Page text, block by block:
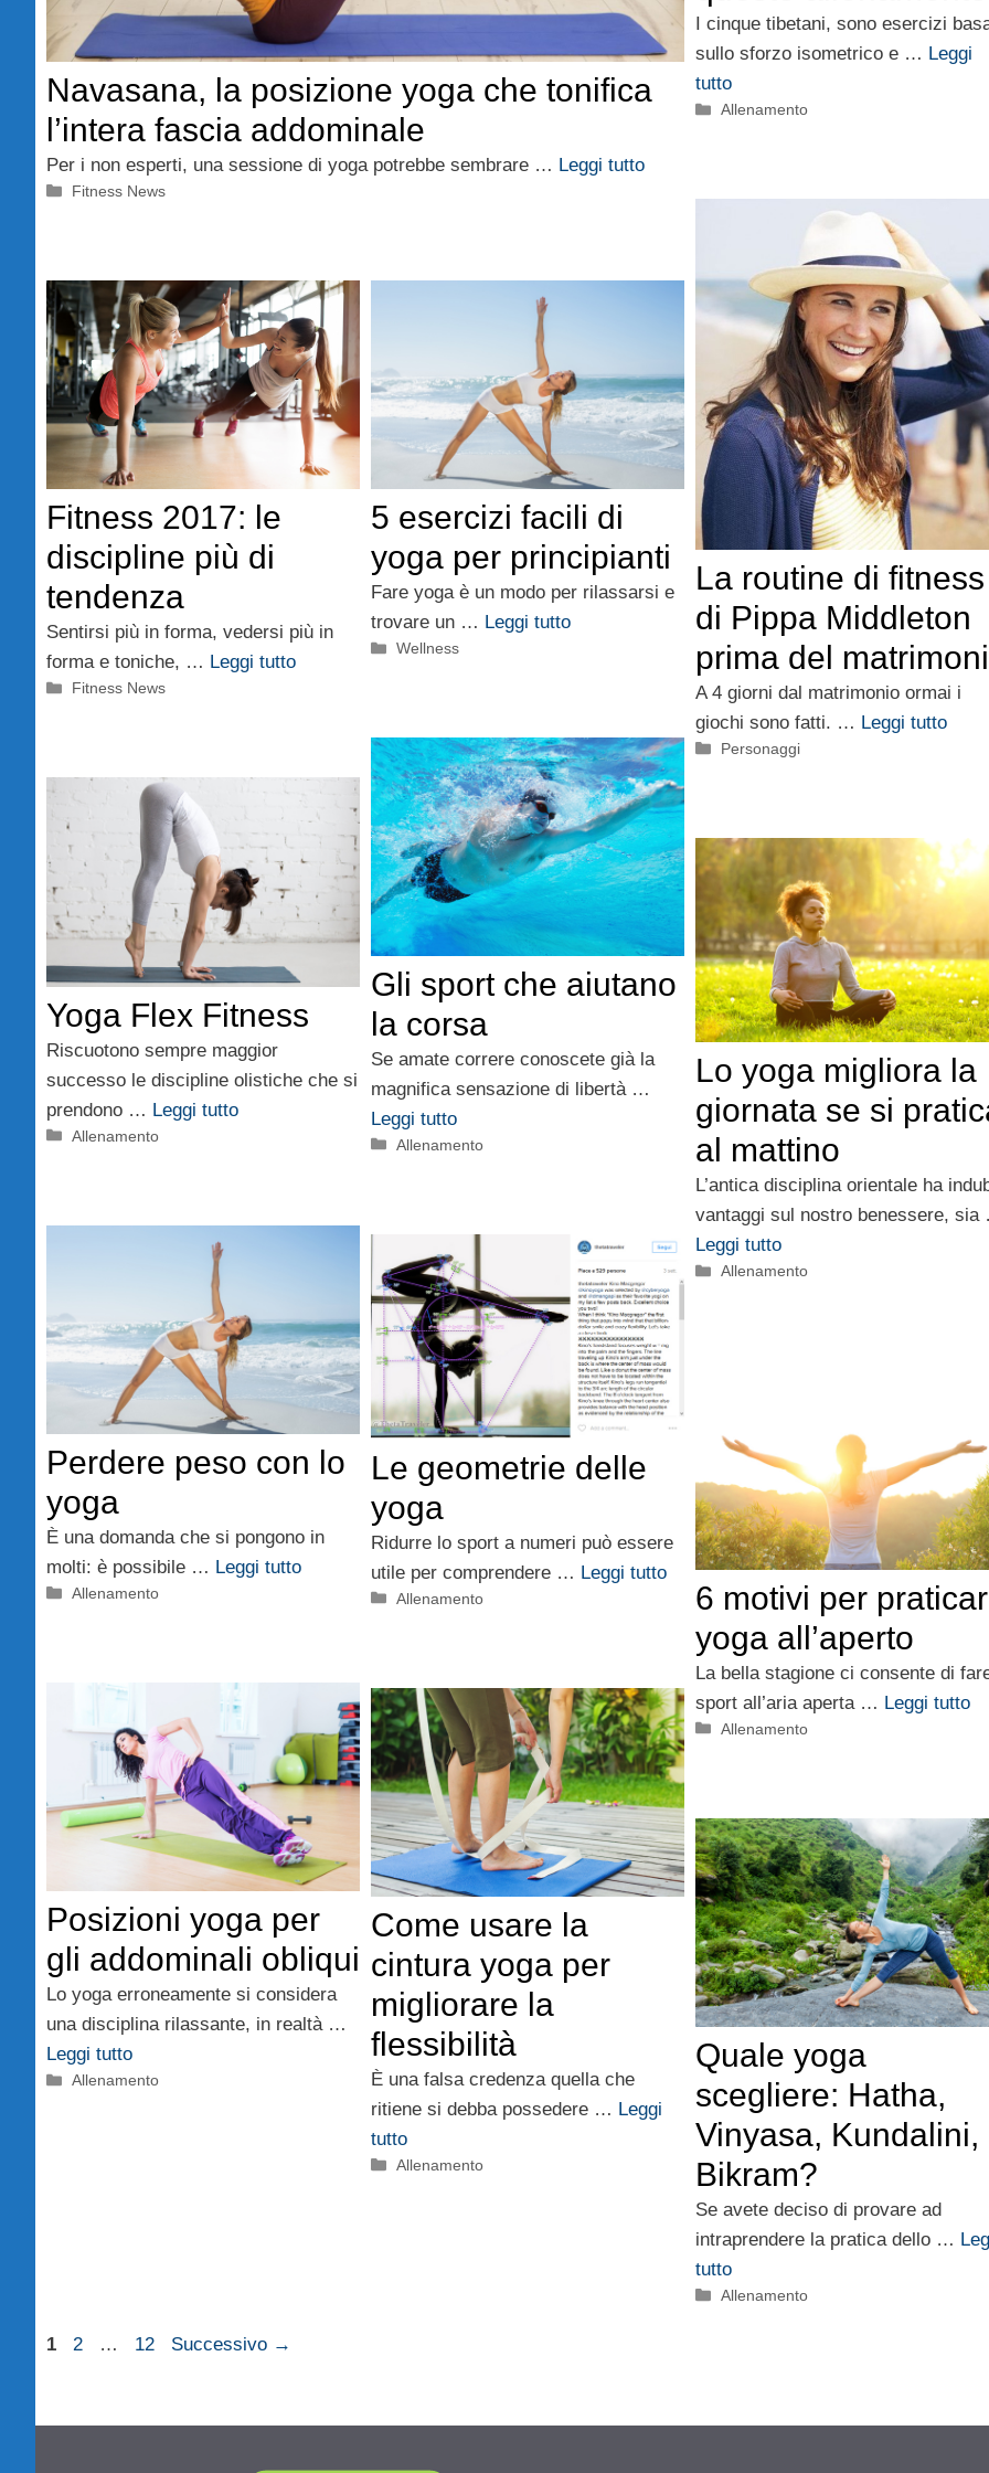
Navasana, la posizione yoga che tonifica
l’intera fascia addominale
Per i non esperti, una sessione di yoga potrebbe sembrare … Leggi tutto
Categorie
Fitness News
I cinque tibetani, sono esercizi
sullo sforzo isometrico e … Leggi
tutto
Categorie
Allenamento
La routine di fitness
di Pippa Middleton
prima del
A 4 giorni dal matrimonio ormai i
giochi sono fatti. … Leggi tutto
Categorie
Personaggi
Fitness 2017: le
discipline più di
tendenza
Sentirsi più in forma, vedersi più in
forma e toniche, … Leggi tutto
Categorie
Fitness News
5 esercizi facili di
yoga per principianti
Fare yoga è un modo per rilassarsi e
trovare un … Leggi tutto
Categorie
Wellness
Gli sport che aiutano
la corsa
Se amate correre conoscete già la
magnifica sensazione di libertà …
Leggi tutto
Categorie
Allenamento
Yoga Flex Fitness
Riscuotono sempre maggior
successo le discipline olistiche che si
prendono … Leggi tutto
Categorie
Allenamento
Lo yoga migliora la
giornata se si
al mattino
L’antica disciplina orientale ha
vantaggi sul nostro benessere,
Leggi tutto
Categorie
Allenamento
Perdere peso con lo
yoga
È una domanda che si pongono in
molti: è possibile … Leggi tutto
Categorie
Allenamento
Le geometrie delle
yoga
Ridurre lo sport a numeri può essere
utile per comprendere … Leggi tutto
Categorie
Allenamento
6 motivi per
yoga all’aperto
La bella stagione ci consente di
sport all’aria aperta … Leggi tutto
Categorie
Allenamento
Posizioni yoga per
gli addominali obliqui
Lo yoga erroneamente si considera
una disciplina rilassante, in realtà …
Leggi tutto
Categorie
Allenamento
Come usare la
cintura yoga per
migliorare la
flessibilità
È una falsa credenza quella che
ritiene si debba possedere … Leggi
tutto
Categorie
Allenamento
Quale yoga
scegliere: Hatha,
Vinyasa, Kundalini,
Bikram?
Se avete deciso di provare ad
intraprendere la pratica dello …
tutto
Categorie
Allenamento
Pagina
1 Pagina
2 … Pagina
12 Successivo →